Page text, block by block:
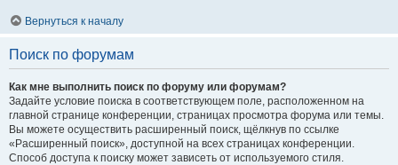
Вернуться к началу
Поиск по форумам
Как мне выполнить поиск по форуму или форумам?
Задайте условие поиска в соответствующем поле, расположенном на
главной странице конференции, страницах просмотра форума или темы.
Вы можете осуществить расширенный поиск, щёлкнув по ссылке
«Расширенный поиск», доступной на всех страницах конференции.
Способ доступа к поиску может зависеть от используемого стиля.